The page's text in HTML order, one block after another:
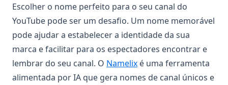
Escolher o nome perfeito para o seu canal do
YouTube pode ser um desafio. Um nome memorável
pode ajudar a estabelecer a identidade da sua
marca e facilitar para os espectadores encontrar e
lembrar do seu canal. O Namelix(opens in a new tab)
é uma ferramenta
alimentada por IA que gera nomes de canal únicos e